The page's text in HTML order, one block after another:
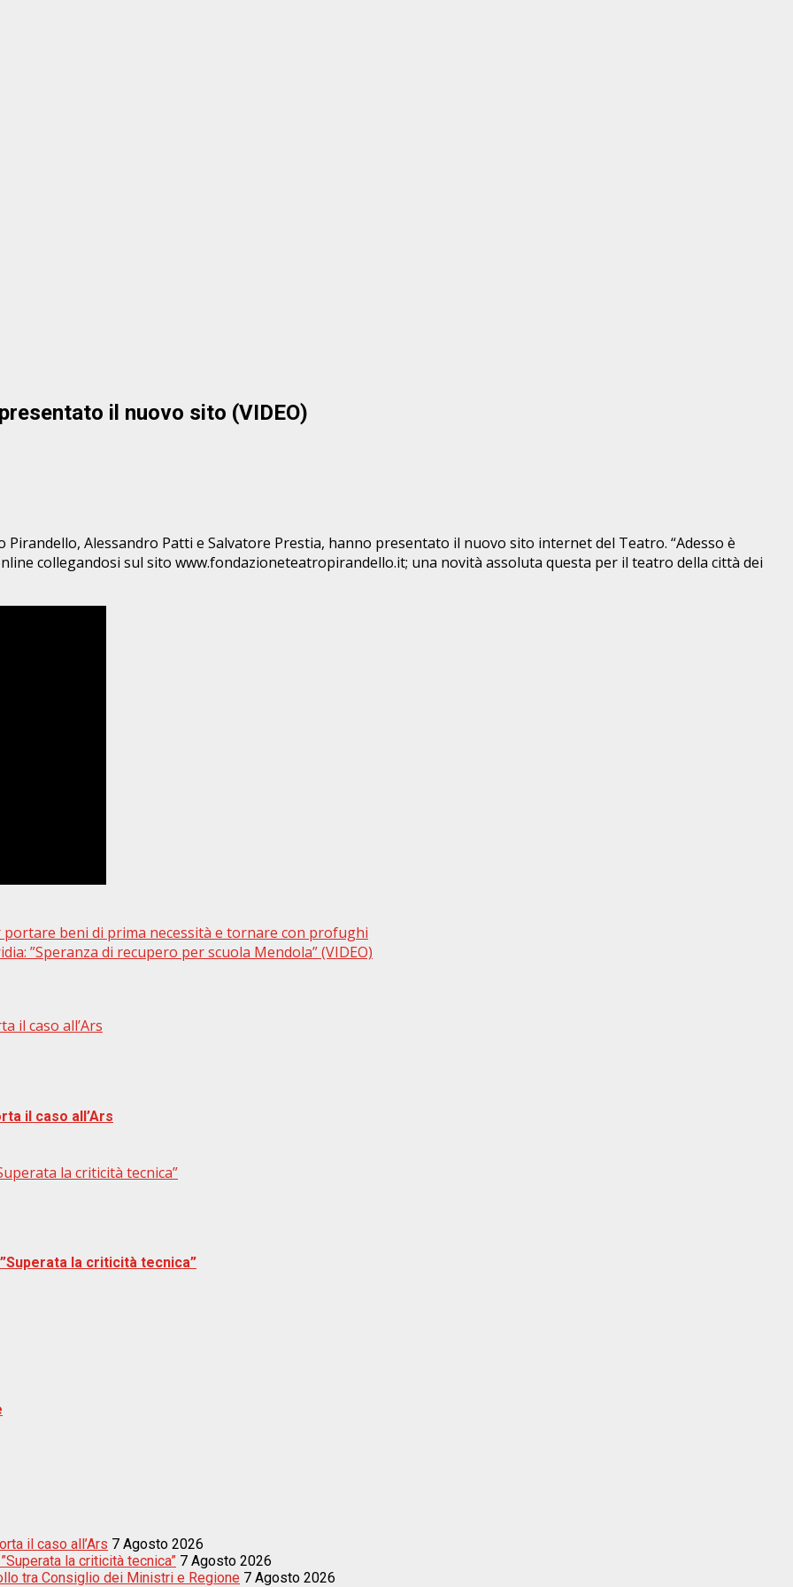
il nuovo sito (VIDEO)
Alessandro Patti e Salvatore Prestia, hanno presentato il nuovo sito internet del Teatro. “Adesso è
collegandosi sul sito www.fondazioneteatropirandello.it; una novità assoluta questa per il teatro della città dei
beni di prima necessità e tornare con profughi
”Speranza di recupero per scuola Mendola” (VIDEO)
il caso all’Ars
il caso all’Ars
la criticità tecnica”
la criticità tecnica”
il caso all’Ars 7 Agosto 2026
la criticità tecnica” 7 Agosto 2026
tra Consiglio dei Ministri e Regione 7 Agosto 2026